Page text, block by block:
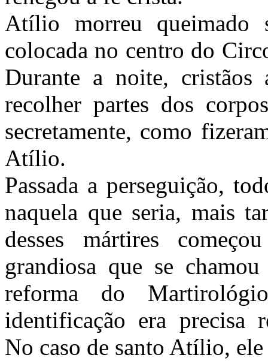
Atílio morreu queimado
colocada no centro do
Durante a noite, cristãos
recolher partes dos
secretamente, como
Atílio.
Passada a perseguição,
naquela que seria, mais
desses mártires
grandiosa que se
reforma do
identificação era precisa
No caso de santo Atílio,